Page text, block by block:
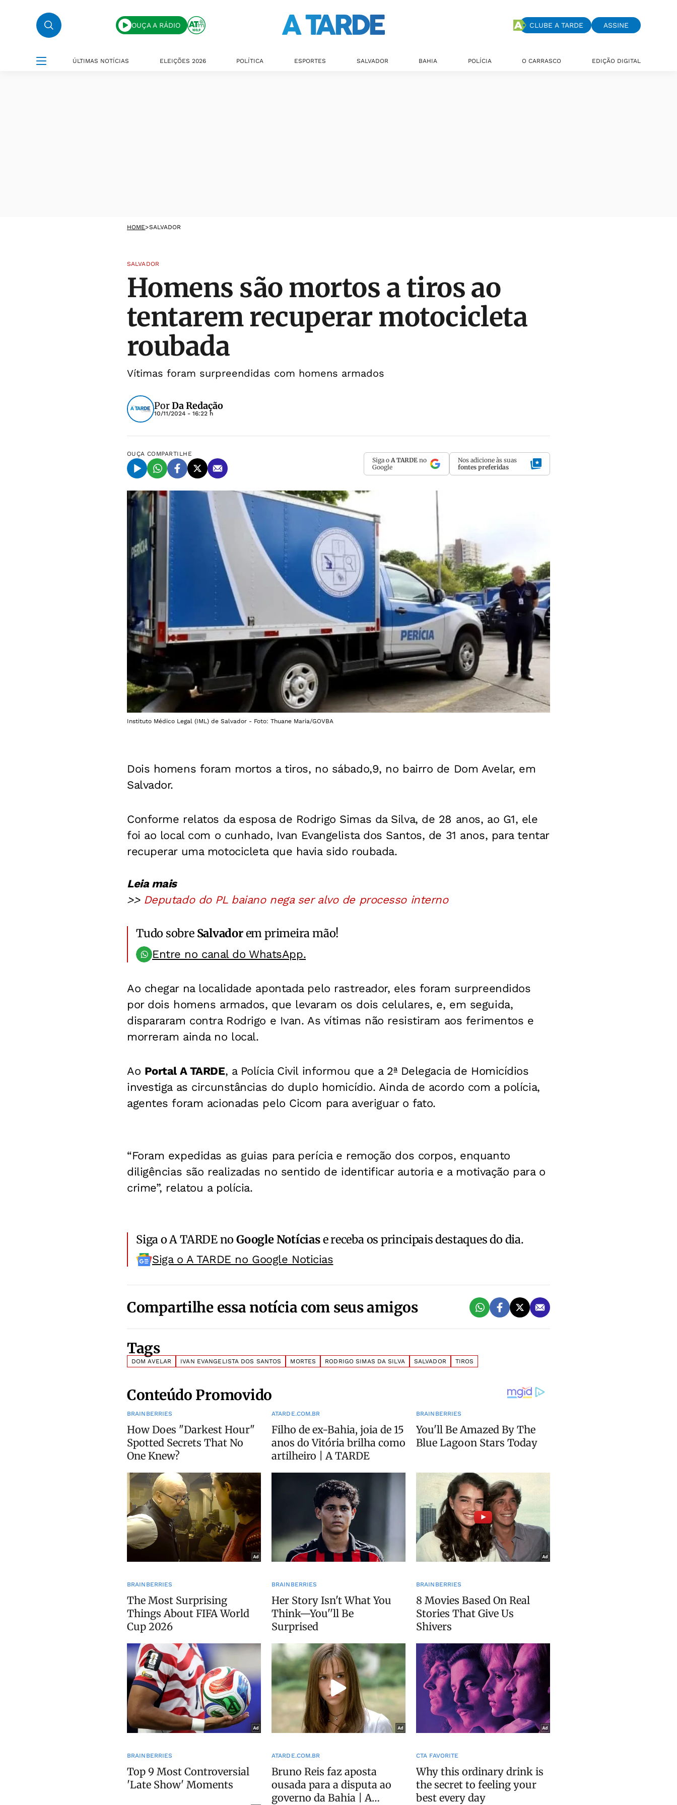
OUÇA A RÁDIO CLUBE A TARDE ASSINE
ÚLTIMAS NOTÍCIAS ELEIÇÕES 2026 POLÍTICA ESPORTES SALVADOR BAHIA POLÍCIA O CARRASCO EDIÇÃO DIGITAL
HOME>SALVADOR
SALVADOR
Homens são mortos a tiros ao
tentarem recuperar motocicleta
roubada
Vítimas foram surpreendidas com homens armados
PorDa Redação
10/11/2024 - 16:22 h
OUÇA COMPARTILHE
Siga o A TARDE no
Google
Nos adicione às suas
fontes preferidas
Instituto Médico Legal (IML) de Salvador - Foto: Thuane Maria/GOVBA
Dois homens foram mortos a tiros, no sábado,9, no bairro de Dom Avelar, em
Salvador.
Conforme relatos da esposa de Rodrigo Simas da Silva, de 28 anos, ao G1, ele
foi ao local com o cunhado, Ivan Evangelista dos Santos, de 31 anos, para tentar
recuperar uma motocicleta que havia sido roubada.
Leia mais
>> Deputado do PL baiano nega ser alvo de processo interno
Tudo sobre Salvadorem primeira mão!
Entre no canal do WhatsApp.
Ao chegar na localidade apontada pelo rastreador, eles foram surpreendidos
por dois homens armados, que levaram os dois celulares, e, em seguida,
dispararam contra Rodrigo e Ivan. As vítimas não resistiram aos ferimentos e
morreram ainda no local.
Ao Portal A TARDE, a Polícia Civil informou que a 2ª Delegacia de Homicídios
investiga as circunstâncias do duplo homicídio. Ainda de acordo com a polícia,
agentes foram acionadas pelo Cicom para averiguar o fato.
“Foram expedidas as guias para perícia e remoção dos corpos, enquanto
diligências são realizadas no sentido de identificar autoria e a motivação para o
crime”, relatou a polícia.
Siga o A TARDE noGoogle Notíciase receba os principais destaques do dia.
Siga o A TARDE no Google Noticias
Compartilhe essa notícia com seus amigos
Tags
DOM AVELAR IVAN EVANGELISTA DOS SANTOS MORTES RODRIGO SIMAS DA SILVA SALVADOR TIROS